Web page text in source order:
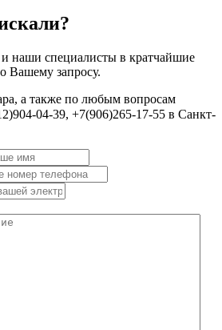
наши специалисты в кратчайшие
Вашему запросу.
а также по любым вопросам
04-39, +7(906)265-17-55 в Санкт-